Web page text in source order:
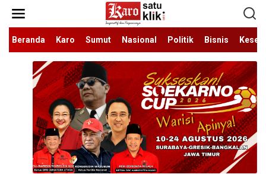
konten
Beranda
Karo Sumut Nasional Politik Bisnis